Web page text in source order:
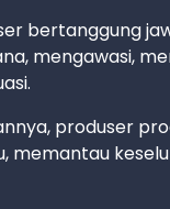
bertanggung
mengawasi,
produser
memantau